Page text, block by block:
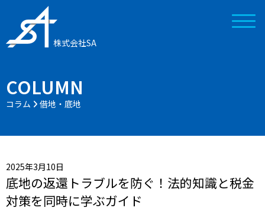
株式会社SA
COLUMN
コラム 借地・底地
2025年3月10日
底地の返還トラブルを防ぐ！法的知識と税金
対策を同時に学ぶガイド